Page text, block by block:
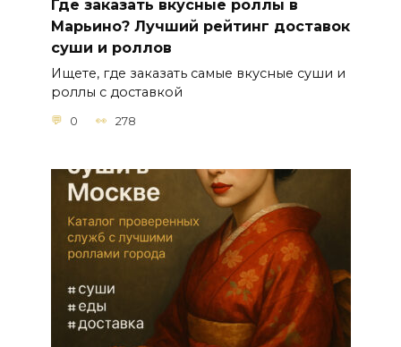
Где заказать вкусные роллы в
Марьино? Лучший рейтинг доставок
суши и роллов
Ищете, где заказать самые вкусные суши и
роллы с доставкой
0 278